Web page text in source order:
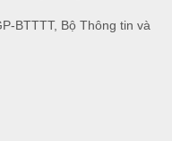
BTTTT, Bộ Thông tin và